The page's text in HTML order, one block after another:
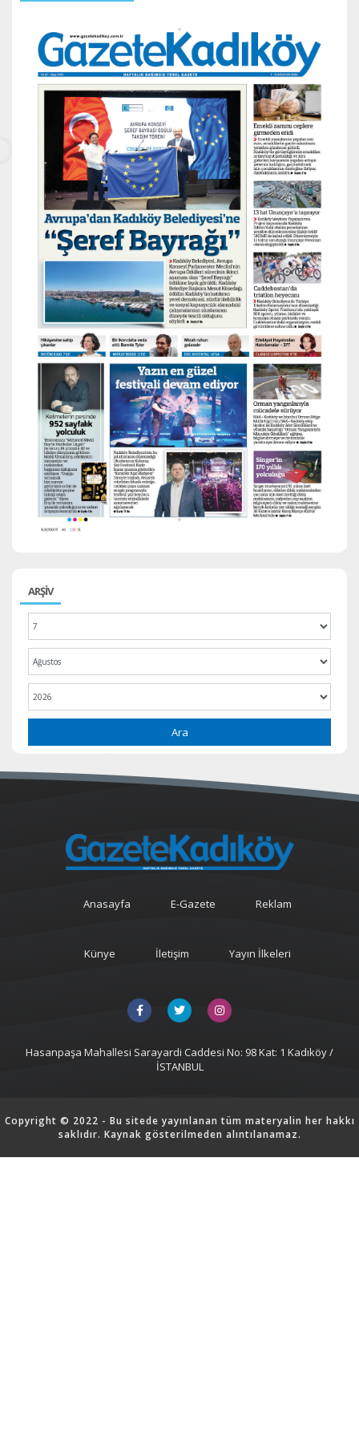
ARŞİV
Ara
Anasayfa E-Gazete Reklam
Künye İletişim Yayın İlkeleri
Hasanpaşa Mahallesi Sarayardi Caddesi No: 98 Kat: 1 Kadıköy /
İSTANBUL
Copyright © 2022 - Bu sitede yayınlanan tüm materyalin her hakkı
saklıdır. Kaynak gösterilmeden alıntılanamaz.